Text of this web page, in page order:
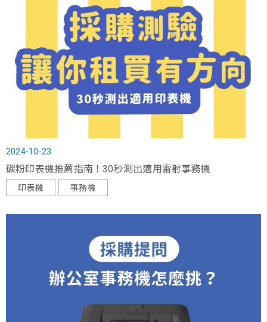
2024-10-23
碳粉印表機推薦指南！30秒測出適用雷射事務機
印表機 事務機